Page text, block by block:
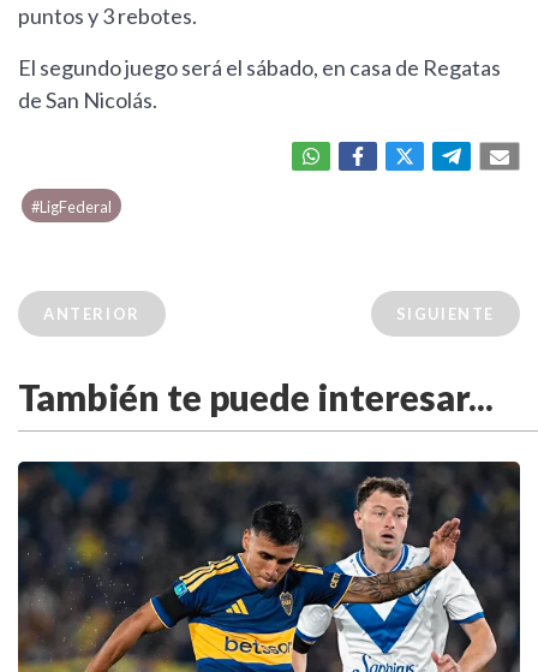
puntos y 3 rebotes.
El segundo juego será el sábado, en casa de Regatas
de San Nicolás.
#LigFederal
ANTERIOR SIGUIENTE
También te puede interesar...